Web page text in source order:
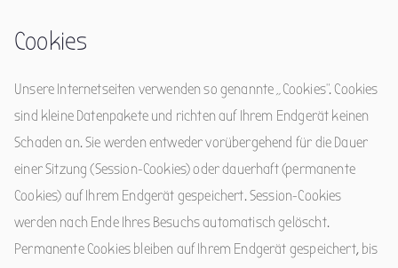
Cookies
Unsere Internetseiten verwenden so genannte „Cookies“. Cookies
sind kleine Datenpakete und richten auf Ihrem Endgerät keinen
Schaden an. Sie werden entweder vorübergehend für die Dauer
einer Sitzung (Session-Cookies) oder dauerhaft (permanente
Cookies) auf Ihrem Endgerät gespeichert. Session-Cookies
werden nach Ende Ihres Besuchs automatisch gelöscht.
Permanente Cookies bleiben auf Ihrem Endgerät gespeichert, bis